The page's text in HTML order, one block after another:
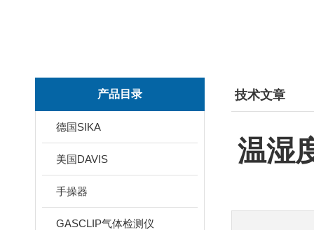
产品目录
德国SIKA
美国DAVIS
手操器
GASCLIP气体检测仪
技术文章
温湿